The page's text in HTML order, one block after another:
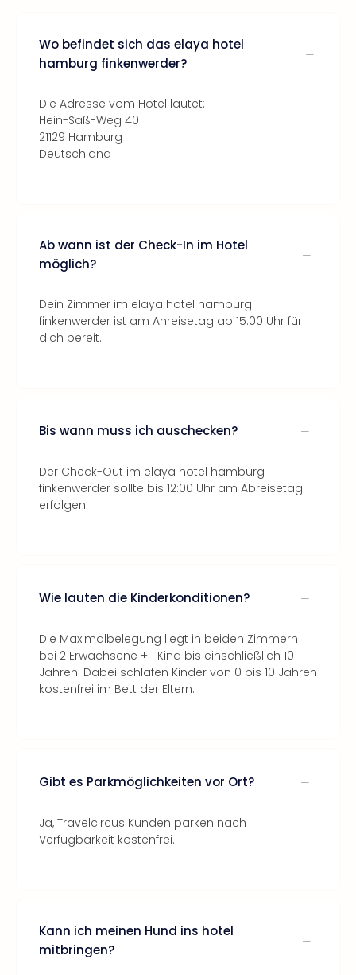
Wo befindet sich das elaya hotel
hamburg finkenwerder?
Die Adresse vom Hotel lautet:
Hein-Saß-Weg 40
21129 Hamburg
Deutschland
Ab wann ist der Check-In im Hotel
möglich?
Dein Zimmer im elaya hotel hamburg
finkenwerder ist am Anreisetag ab 15:00 Uhr für
dich bereit.
Bis wann muss ich auschecken?
Der Check-Out im elaya hotel hamburg
finkenwerder sollte bis 12:00 Uhr am Abreisetag
erfolgen.
Wie lauten die Kinderkonditionen?
Die Maximalbelegung liegt in beiden Zimmern
bei 2 Erwachsene + 1 Kind bis einschließlich 10
Jahren. Dabei schlafen Kinder von 0 bis 10 Jahren
kostenfrei im Bett der Eltern.
Gibt es Parkmöglichkeiten vor Ort?
Ja, Travelcircus Kunden parken nach
Verfügbarkeit kostenfrei.
Kann ich meinen Hund ins hotel
mitbringen?